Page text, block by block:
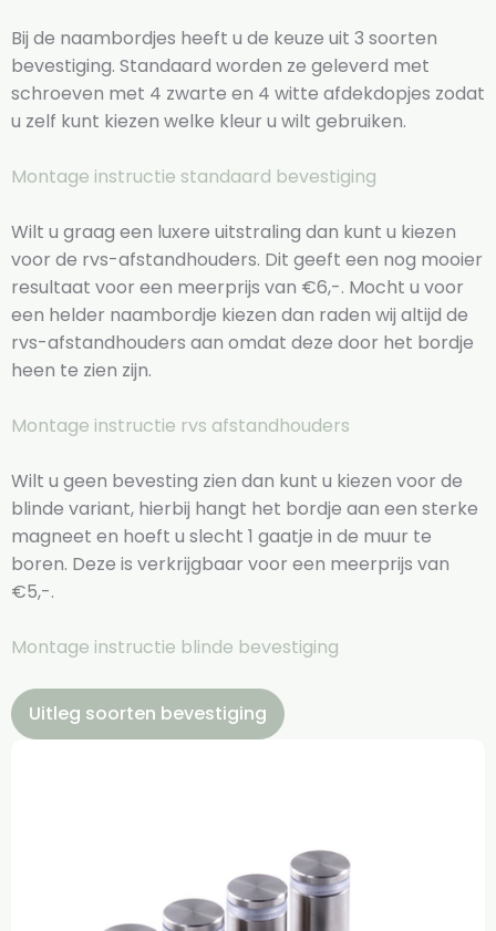
Bij de naambordjes heeft u de keuze uit 3 soorten
bevestiging. Standaard worden ze geleverd met
schroeven met 4 zwarte en 4 witte afdekdopjes zodat
u zelf kunt kiezen welke kleur u wilt gebruiken.
Montage instructie standaard bevestiging
Wilt u graag een luxere uitstraling dan kunt u kiezen
voor de rvs-afstandhouders. Dit geeft een nog mooier
resultaat voor een meerprijs van €6,-. Mocht u voor
een helder naambordje kiezen dan raden wij altijd de
rvs-afstandhouders aan omdat deze door het bordje
heen te zien zijn.
Montage instructie rvs afstandhouders
Wilt u geen bevesting zien dan kunt u kiezen voor de
blinde variant, hierbij hangt het bordje aan een sterke
magneet en hoeft u slecht 1 gaatje in de muur te
boren. Deze is verkrijgbaar voor een meerprijs van
€5,-.
Montage instructie blinde bevestiging
Uitleg soorten bevestiging